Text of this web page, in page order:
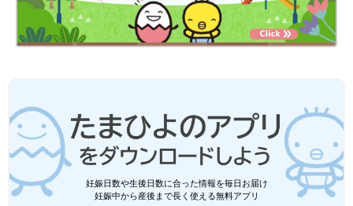
妊娠日数や生後日数に合った情報を毎日お届け
妊娠中から産後まで長く使える無料アプリ